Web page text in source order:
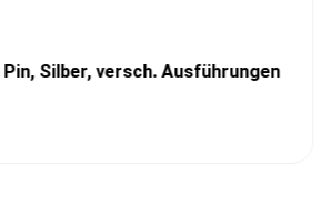
Silber, versch. Ausführungen